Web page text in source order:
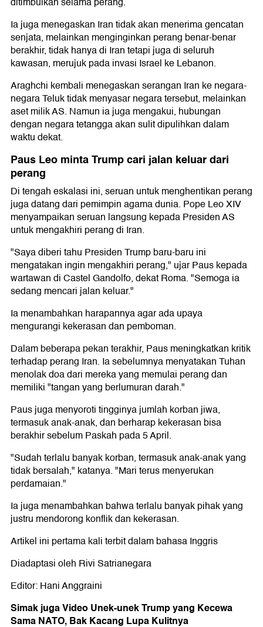
Ia juga menegaskan Iran tidak akan menerima gencatan
senjata, melainkan menginginkan perang benar-benar
berakhir, tidak hanya di Iran tetapi juga di seluruh
kawasan, merujuk pada invasi Israel ke Lebanon.
Araghchi kembali menegaskan serangan Iran ke negara-
negara Teluk tidak menyasar negara tersebut, melainkan
aset milik AS. Namun ia juga mengakui, hubungan
dengan negara tetangga akan sulit dipulihkan dalam
waktu dekat.
Paus Leo minta Trump cari jalan keluar dari
perang
Di tengah eskalasi ini, seruan untuk menghentikan perang
juga datang dari pemimpin agama dunia. Pope Leo XIV
menyampaikan seruan langsung kepada Presiden AS
untuk mengakhiri perang di Iran.
"Saya diberi tahu Presiden Trump baru-baru ini
mengatakan ingin mengakhiri perang," ujar Paus kepada
wartawan di Castel Gandolfo, dekat Roma. "Semoga ia
sedang mencari jalan keluar."
Ia menambahkan harapannya agar ada upaya
mengurangi kekerasan dan pemboman.
Dalam beberapa pekan terakhir, Paus meningkatkan kritik
terhadap perang Iran. Ia sebelumnya menyatakan Tuhan
menolak doa dari mereka yang memulai perang dan
memiliki "tangan yang berlumuran darah."
Paus juga menyoroti tingginya jumlah korban jiwa,
termasuk anak-anak, dan berharap kekerasan bisa
berakhir sebelum Paskah pada 5 April.
"Sudah terlalu banyak korban, termasuk anak-anak yang
tidak bersalah," katanya. "Mari terus menyerukan
perdamaian."
Ia juga menambahkan bahwa terlalu banyak pihak yang
justru mendorong konflik dan kekerasan.
Artikel ini pertama kali terbit dalam bahasa Inggris
Diadaptasi oleh Rivi Satrianegara
Editor: Hani Anggraini
Simak juga Video Unek-unek Trump yang Kecewa
Sama NATO, Bak Kacang Lupa Kulitnya